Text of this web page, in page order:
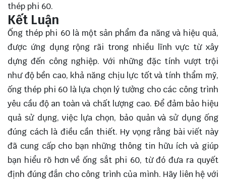
thép phi 60.
Kết Luận
Ống thép phi 60 là một sản phẩm đa năng và hiệu quả,
được ứng dụng rộng rãi trong nhiều lĩnh vực từ xây
dựng đến công nghiệp. Với những đặc tính vượt trội
như độ bền cao, khả năng chịu lực tốt và tính thẩm mỹ,
ống thép phi 60 là lựa chọn lý tưởng cho các công trình
yêu cầu độ an toàn và chất lượng cao. Để đảm bảo hiệu
quả sử dụng, việc lựa chọn, bảo quản và sử dụng ống
đúng cách là điều cần thiết. Hy vọng rằng bài viết này
đã cung cấp cho bạn những thông tin hữu ích và giúp
bạn hiểu rõ hơn về ống sắt phi 60, từ đó đưa ra quyết
định đúng đắn cho công trình của mình. Hãy liên hệ với